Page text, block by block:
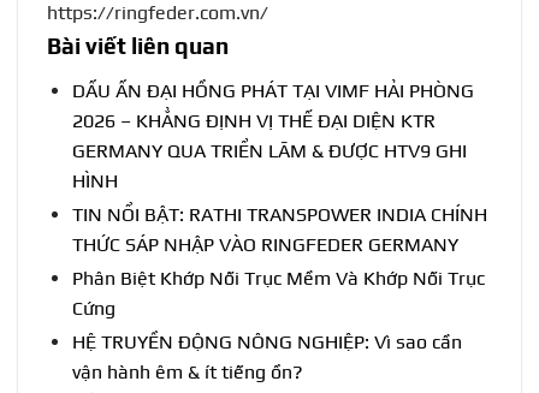
https://ringfeder.com.vn/
Bài viết liên quan
DẤU ẤN ĐẠI HỒNG PHÁT TẠI VIMF HẢI PHÒNG
2026 – KHẲNG ĐỊNH VỊ THẾ ĐẠI DIỆN KTR
GERMANY QUA TRIỂN LÃM & ĐƯỢC HTV9 GHI
HÌNH
TIN NỔI BẬT: RATHI TRANSPOWER INDIA CHÍNH
THỨC SÁP NHẬP VÀO RINGFEDER GERMANY
Phân Biệt Khớp Nối Trục Mềm Và Khớp Nối Trục
Cứng
HỆ TRUYỀN ĐỘNG NÔNG NGHIỆP: Vì sao cần
vận hành êm & ít tiếng ồn?